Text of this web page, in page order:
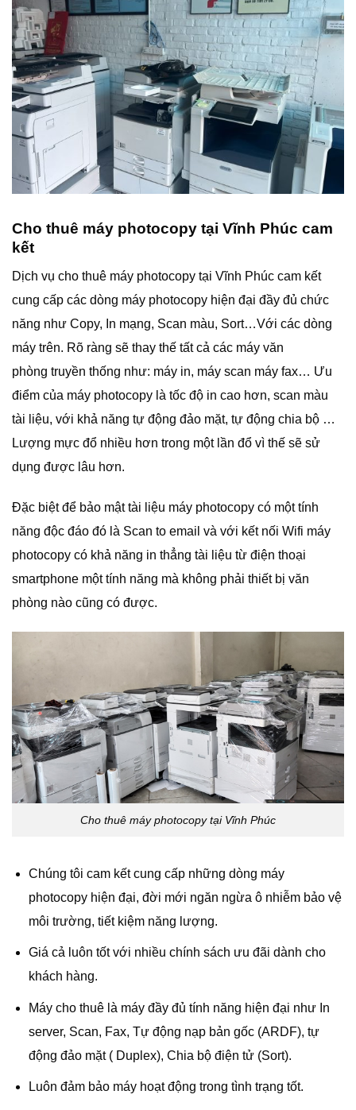
Cho thuê máy photocopy tại Vĩnh Phúc cam
kết
Dịch vụ cho thuê máy photocopy tại Vĩnh Phúc cam kết
cung cấp các dòng máy photocopy hiện đại đầy đủ chức
năng như Copy, In mạng, Scan màu, Sort…Với các dòng
máy trên. Rõ ràng sẽ thay thế tất cả các máy văn
phòng truyền thống như: máy in, máy scan máy fax… Ưu
điểm của máy photocopy là tốc độ in cao hơn, scan màu
tài liệu, với khả năng tự động đảo mặt, tự động chia bộ …
Lượng mực đổ nhiều hơn trong một lần đổ vì thế sẽ sử
dụng được lâu hơn.
Đặc biệt để bảo mật tài liệu máy photocopy có một tính
năng độc đáo đó là Scan to email và với kết nối Wifi máy
photocopy có khả năng in thẳng tài liệu từ điện thoại
smartphone một tính năng mà không phải thiết bị văn
phòng nào cũng có được.
Cho thuê máy photocopy tại Vĩnh Phúc
Chúng tôi cam kết cung cấp những dòng máy
photocopy hiện đại, đời mới ngăn ngừa ô nhiễm bảo vệ
môi trường, tiết kiệm năng lượng.
Giá cả luôn tốt với nhiều chính sách ưu đãi dành cho
khách hàng.
Máy cho thuê là máy đầy đủ tính năng hiện đại như In
server, Scan, Fax, Tự động nạp bản gốc (ARDF), tự
động đảo mặt ( Duplex), Chia bộ điện tử (Sort).
Luôn đảm bảo máy hoạt động trong tình trạng tốt.